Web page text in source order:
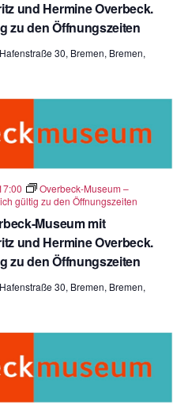
und Hermine Overbeck.
zu den Öffnungszeiten
30, Bremen, Bremen,
Museum mit
und Hermine Overbeck.
zu den Öffnungszeiten
Overbeck-Museum –
gültig zu den Öffnungszeiten
30, Bremen, Bremen,